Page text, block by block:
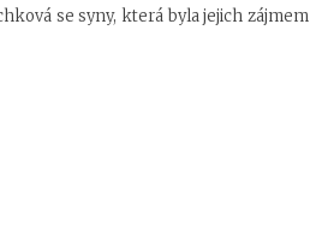
se syny, která byla jejich zájmem